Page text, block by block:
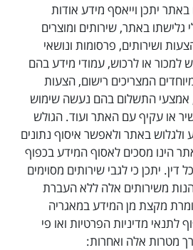
יתכן וייאסף מידע אודות
באתר, שירותים ומוצרים
ושירותים, פרסומות ונושאי
למכור או לרכוש, עמודי מידע בהם
המצריכים רישום, הצעות
אמצעי התשלום בהם נעשה שימוש
או עקיף עם האתר ועוד. הגולש
ולגלוש באתר ולאפשר איסוף נתונים
הינו מסכים לאסוף המידע בכפוף
דין. יתכן כי לגבי שירותים מסוימים
משירותים אלה ללא העברת
מקצת מן המידע במאגריה
לתנאי מדיניות הפרטיות ואו פי
מטרות אלה ואחרות: